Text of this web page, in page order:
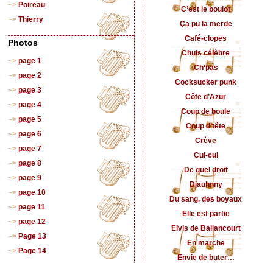
Poireau
Thierry
Photos
page 1
page 2
page 3
page 4
page 5
page 6
page 7
page 8
page 9
page 10
page 11
page 12
Page 13
Page 14
C’est le boulot
Ça pu la merde
Café-clopes
Chuis célèbre
Ch’pas
Cocksucker punk
Côte d’Azur
Coup de boule
Coup d’tête
Crève
Cui-cui
De quel droit
Djauhnny
Du sang, des boyaux
Elle est partie
Elvis de Ballancourt
En marche
Envie de buter…